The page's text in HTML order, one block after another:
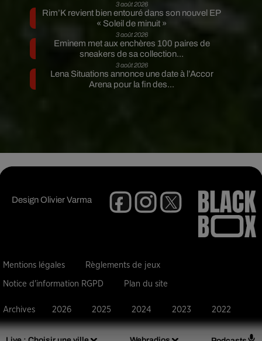
3 août 2026
Rim’K revient bien entouré dans son nouvel EP
« Soleil de minuit »
3 août 2026
Eminem met aux enchères 100 paires de
sneakers de sa collection...
3 août 2026
Lena Situations annonce une date à l’Accor
Arena pour la fin des...
DesignOlivier Varma
Mentions légales Règlements de jeux
Notice d'information RGPD Plan du site
Archives 2026 2025 2024 2023 2022